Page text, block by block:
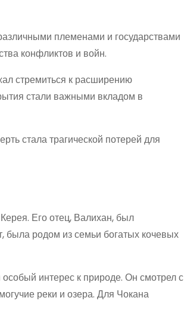
племенами и государствами
конфликтов и войн.
стремиться к расширению
стали важными вкладом в
стала трагической потерей для
Его отец, Валихан, был
была родом из семьи богатых кочевых
интерес к природе. Он смотрел с
реки и озера. Для Чокана